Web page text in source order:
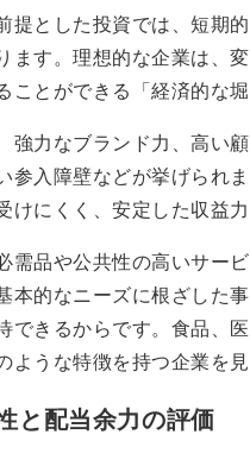
提とした投資では、短期
ます。理想的な企業は、
ことができる「経済的な
強力なブランド力、高い
参入障壁などが挙げられ
けにくく、安定した収益
需品や公共性の高いサー
本的なニーズに根ざした
できるからです。食品、
ような特徴を持つ企業を
と配当余力の評価